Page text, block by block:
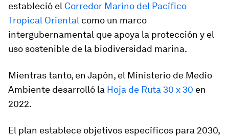
estableció el Corredor Marino del Pacífico
Tropical Oriental como un marco
intergubernamental que apoya la protección y el
uso sostenible de la biodiversidad marina.
Mientras tanto, en Japón, el Ministerio de Medio
Ambiente desarrolló la Hoja de Ruta 30 x 30 en
2022.
El plan establece objetivos específicos para 2030,